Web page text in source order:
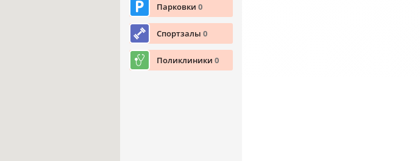
Парковки 0
Спортзалы 0
Поликлиники 0